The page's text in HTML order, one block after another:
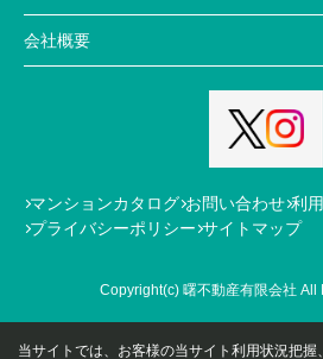
会社概要
マンションカタログ お問い合わせ 利
プライバシーポリシー サイトマップ
Copyright(c) 曙不動産有限会社 All
当サイトでは、お客様の当サイト利用状況把握